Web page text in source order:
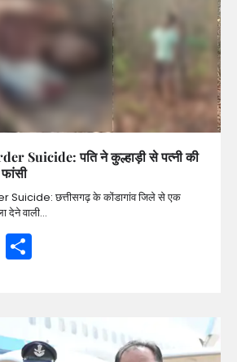
Suicide: पति ने कुल्हाड़ी से पत्नी की
छत्तीसगढ़ के कोंडागांव जिले से एक
देने वाली…
X